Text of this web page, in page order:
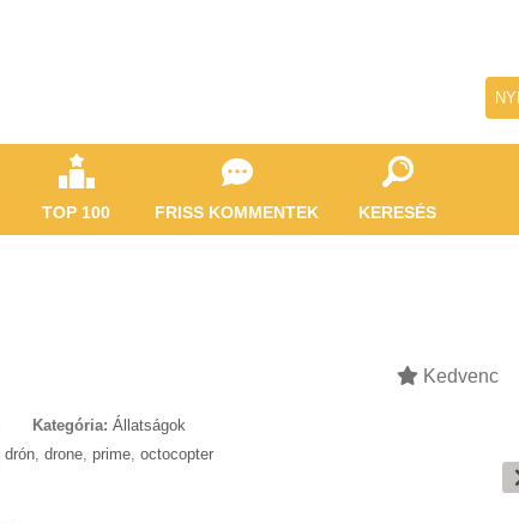
TOP 100 FRISS KOMMENTEK KERESÉS
Kedvenc
Kategória: Állatságok
drón, drone, prime, octocopter